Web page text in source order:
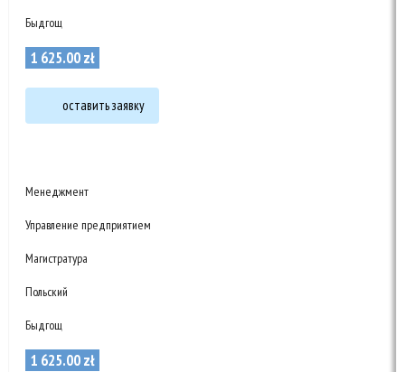
Быдгощ
1 625.00zł
оставить заявку
Менеджмент
Управление предприятием
Магистратура
Польский
Быдгощ
1 625.00zł